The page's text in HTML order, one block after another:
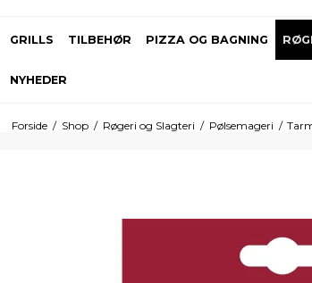
GRILLS TILBEHØR PIZZA OG BAGNING
NYHEDER
Forside / Shop / Røgeri og Slagteri / Pølsemageri /